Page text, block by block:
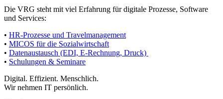
Die VRG steht mit viel Erfahrung für digitale Prozesse, Software
und Services:
• HR-Prozesse und Travelmanagement
• MICOS für die Sozialwirtschaft
• Datenaustausch (EDI, E-Rechnung, Druck)
• Schulungen & Seminare
Digital. Effizient. Menschlich.
Wir nehmen IT persönlich.